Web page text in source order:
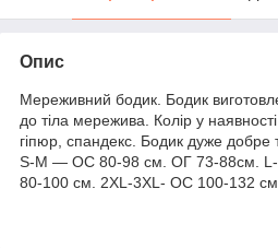
Опис
Мереживний бодик. Бодик
до тіла мережива. Колір у
гіпюр, спандекс. Бодик дуже добре
S-М — ОС 80-98 см. ОГ 73-88см.
80-100 см. 2XL-3XL- ОС 100-132